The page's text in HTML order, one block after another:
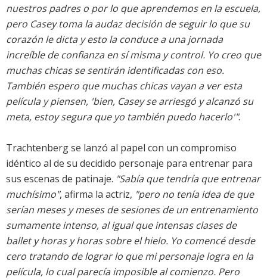
nuestros padres o por lo que aprendemos en la escuela,
pero Casey toma la audaz decisión de seguir lo que su
corazón le dicta y esto la conduce a una jornada
increíble de confianza en sí misma y control. Yo creo que
muchas chicas se sentirán identificadas con eso.
También espero que muchas chicas vayan a ver esta
película y piensen, 'bien, Casey se arriesgó y alcanzó su
meta, estoy segura que yo también puedo hacerlo'".
Trachtenberg se lanzó al papel con un compromiso
idéntico al de su decidido personaje para entrenar para
sus escenas de patinaje. "Sabía que tendría que entrenar
muchísimo", afirma la actriz, "pero no tenía idea de que
serían meses y meses de sesiones de un entrenamiento
sumamente intenso, al igual que intensas clases de
ballet y horas y horas sobre el hielo. Yo comencé desde
cero tratando de lograr lo que mi personaje logra en la
película, lo cual parecía imposible al comienzo. Pero